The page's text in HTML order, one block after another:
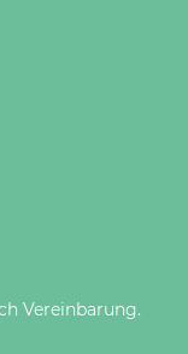
Vereinbarung.